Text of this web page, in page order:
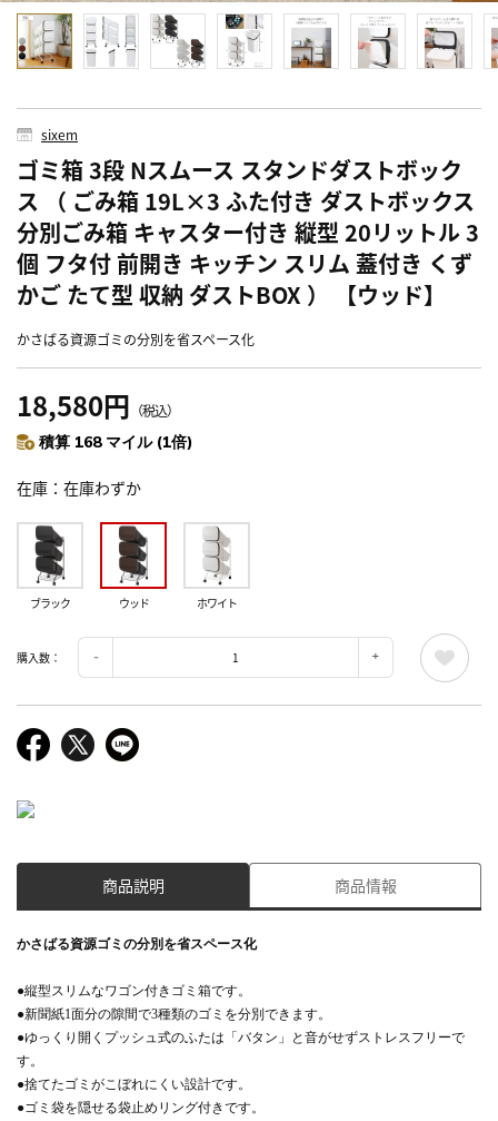
sixem
ゴミ箱 3段 Nスムース スタンドダストボック
ス （ ごみ箱 19L×3 ふた付き ダストボックス
分別ごみ箱 キャスター付き 縦型 20リットル 3
個 フタ付 前開き キッチン スリム 蓋付き くず
かご たて型 収納 ダストBOX ） 【ウッド】
かさばる資源ゴミの分別を省スペース化
18,580円 （税込）
積算 168 マイル (1倍)
在庫 在庫わずか
ブラック ウッド ホワイト
購入数：
商品説明 商品情報
かさばる資源ゴミの分別を省スペース化
●縦型スリムなワゴン付きゴミ箱です。
●新聞紙1面分の隙間で3種類のゴミを分別できます。
●ゆっくり開くプッシュ式のふたは「バタン」と音がせずストレスフリーで
す。
●捨てたゴミがこぼれにくい設計です。
●ゴミ袋を隠せる袋止めリング付きです。